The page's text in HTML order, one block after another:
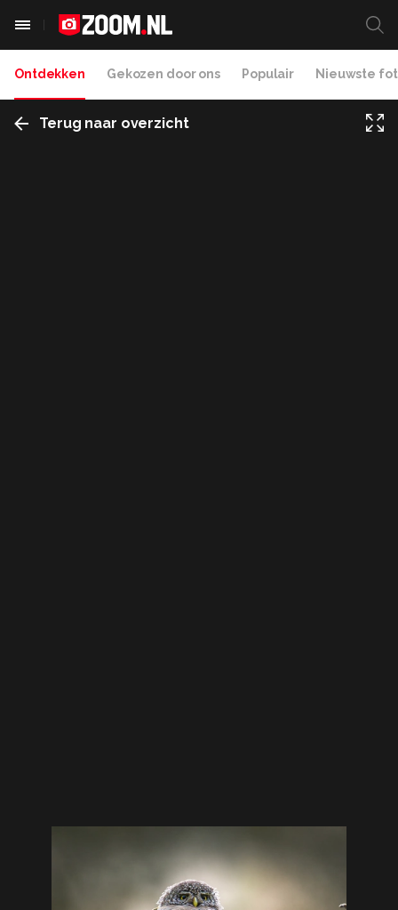
Ontdekken Gekozen door ons Populair Nieuwste
Terug naar overzicht